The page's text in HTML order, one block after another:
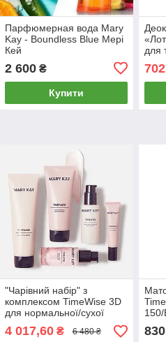
Парфюмерная вода Mary
Kay - Boundless Blue Мері
Кей
2 600₴
Купити
для
702
"Чарівний набір" з
комплексом TimeWise 3D
для нормальної/сухої
шкіри Мері Кей
4 017,60₴ 6 480 ₴ 830